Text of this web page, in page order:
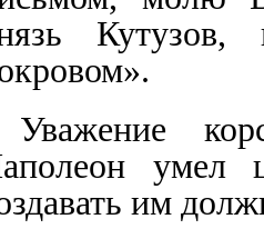
Уважение
умел
им